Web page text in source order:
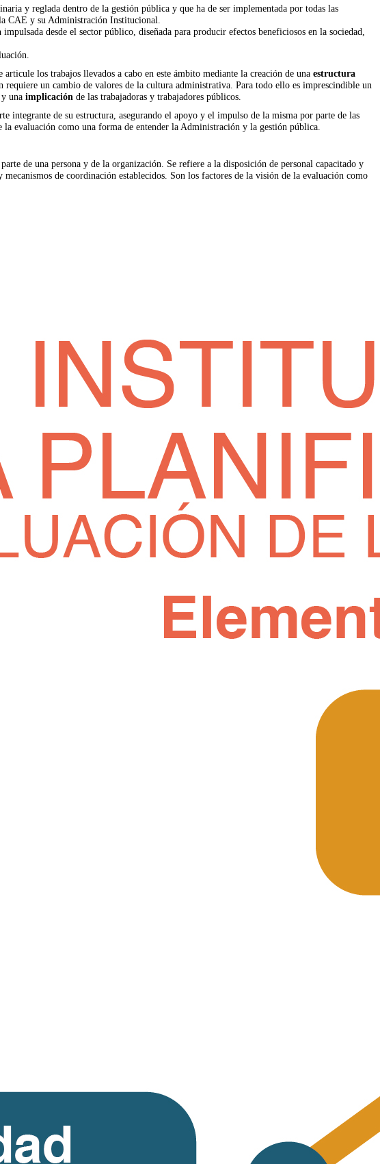
y reglada dentro de la gestión pública y que ha de ser implementada por todas las
CAE y su Administración Institucional.
desde el sector público, diseñada para producir efectos beneficiosos en la sociedad,
los trabajos llevados a cabo en este ámbito mediante la creación de una estructura
requiere un cambio de valores de la cultura administrativa. Para todo ello es imprescindible un
una implicación de las trabajadoras y trabajadores públicos.
de su estructura, asegurando el apoyo y el impulso de la misma por parte de las
la evaluación como una forma de entender la Administración y la gestión pública.
de una persona y de la organización. Se refiere a la disposición de personal capacitado y
de coordinación establecidos. Son los factores de la visión de la evaluación como